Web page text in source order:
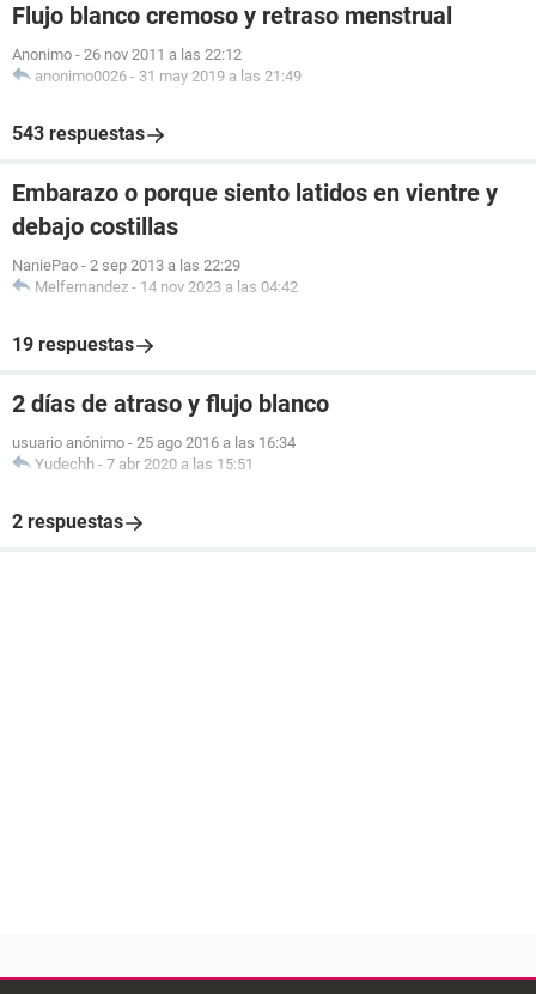
Flujo blanco cremoso y retraso menstrual
Anonimo - 26 nov 2011 a las 22:12
anonimo0026 - 31 may 2019 a las 21:49
543 respuestas
Embarazo o porque siento latidos en vientre y
debajo costillas
NaniePao - 2 sep 2013 a las 22:29
Melfernandez - 14 nov 2023 a las 04:42
19 respuestas
2 días de atraso y flujo blanco
usuario anónimo - 25 ago 2016 a las 16:34
Yudechh - 7 abr 2020 a las 15:51
2 respuestas